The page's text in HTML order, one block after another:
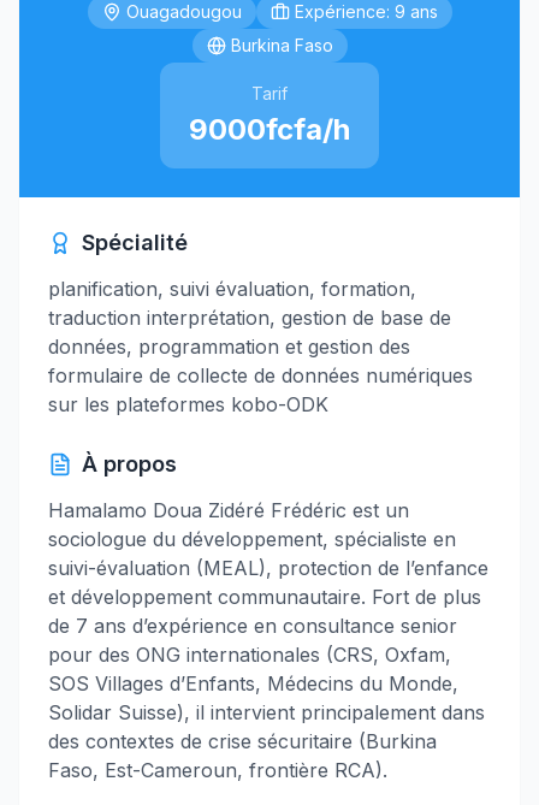
Ouagadougou
Expérience: 9 ans
Burkina Faso
Tarif
9000fcfa/h
Spécialité
planification, suivi évaluation, formation,
traduction interprétation, gestion de base de
données, programmation et gestion des
formulaire de collecte de données numériques
sur les plateformes kobo-ODK
À propos
Hamalamo Doua Zidéré Frédéric est un
sociologue du développement, spécialiste en
suivi-évaluation (MEAL), protection de l’enfance
et développement communautaire. Fort de plus
de 7 ans d’expérience en consultance senior
pour des ONG internationales (CRS, Oxfam,
SOS Villages d’Enfants, Médecins du Monde,
Solidar Suisse), il intervient principalement dans
des contextes de crise sécuritaire (Burkina
Faso, Est-Cameroun, frontière RCA).